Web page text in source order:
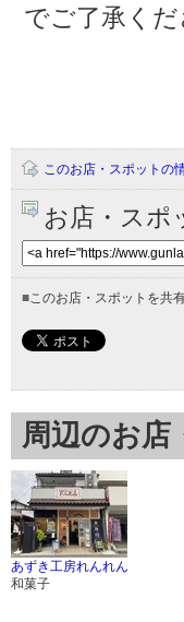
でご了承くだ
このお店・スポットの
お店・スポ
■このお店・スポットを共
周辺のお店
あずき工房れんれん
和菓子